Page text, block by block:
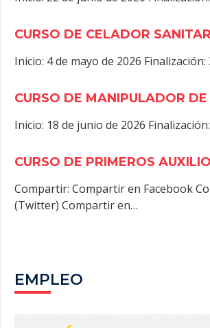
CURSO DE CELADOR
Inicio: 4 de mayo de 2026
CURSO DE MANIPULADOR
Inicio: 18 de junio de 2026
CURSO DE PRIMEROS
Compartir: Compartir en Facebook
(Twitter) Compartir en…
EMPLEO